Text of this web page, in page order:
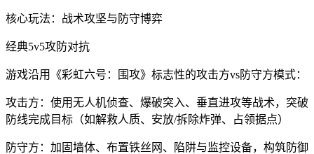
核心玩法：战术攻坚与防守博弈
经典5v5攻防对抗
游戏沿用《彩虹六号：围攻》标志性的攻击方vs防守方模式：
攻击方：使用无人机侦查、爆破突入、垂直进攻等战术，突破
防线完成目标（如解救人质、安放/拆除炸弹、占领据点）
防守方：加固墙体、布置铁丝网、陷阱与监控设备，构筑防御